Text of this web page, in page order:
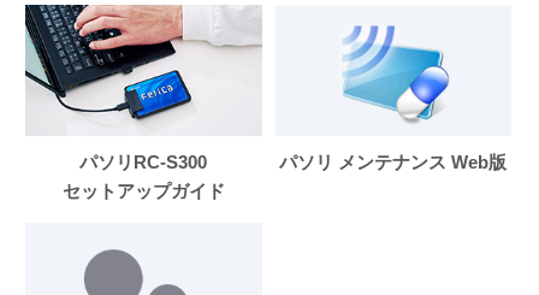
パソリRC-S300
セットアップガイド
パソリ メンテナンス Web版